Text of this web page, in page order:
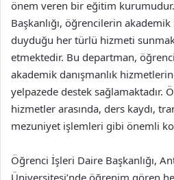
önem veren bir eğitim
Başkanlığı, öğrencilerin
duyduğu her türlü hizmeti
etmektedir. Bu departman,
akademik danışmanlık
yelpazede destek sağlamaktadır.
hizmetler arasında, ders kaydı,
mezuniyet işlemleri gibi önemli
Öğrenci İşleri Daire Başkanlığı,
Üniversitesi’nde öğrenim gören